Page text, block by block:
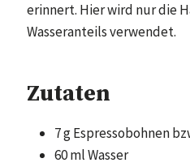
erinnert. Hier wird nur die
Wasseranteils verwendet.
Zutaten
7 g Espressobohnen
60 ml Wasser